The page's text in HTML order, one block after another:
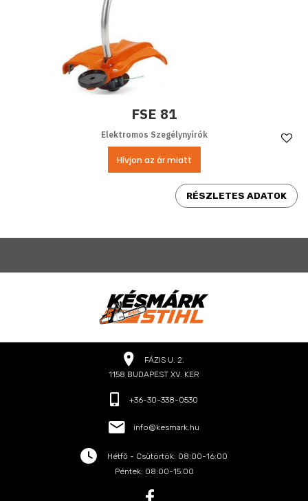
FSE 81
Elektromos Szegélynyírók
Hívjon az ár miatt
RÉSZLETES ADATOK
FÁZIS U. 2.
1158 BUDAPEST XV. KER
+36-30-338-0530
info@kesmark.hu
Hétfő - Csütörtök: 08:00-16:00
Péntek: 08:00-15:00